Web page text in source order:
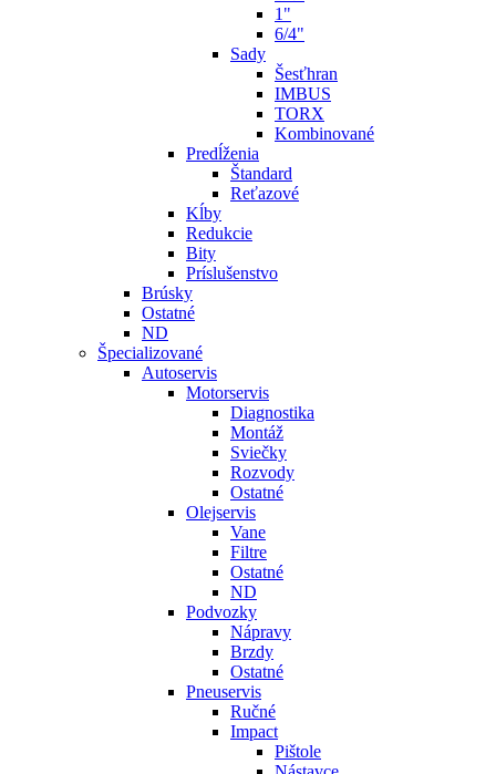
1"
6/4"
Sady
Šesťhran
IMBUS
TORX
Kombinované
Predĺženia
Štandard
Reťazové
Kĺby
Redukcie
Bity
Príslušenstvo
Brúsky
Ostatné
ND
Špecializované
Autoservis
Motorservis
Diagnostika
Montáž
Sviečky
Rozvody
Ostatné
Olejservis
Vane
Filtre
Ostatné
ND
Podvozky
Nápravy
Brzdy
Ostatné
Pneuservis
Ručné
Impact
Pištole